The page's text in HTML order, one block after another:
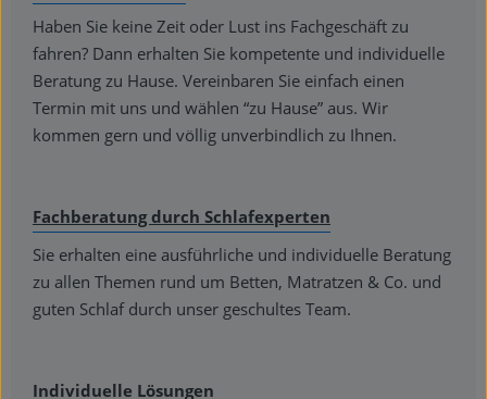
Haben Sie keine Zeit oder Lust ins Fachgeschäft zu
fahren? Dann erhalten Sie kompetente und individuelle
Beratung zu Hause. Vereinbaren Sie einfach einen
Termin mit uns und wählen “zu Hause” aus. Wir
kommen gern und völlig unverbindlich zu Ihnen.
Fachberatung durch Schlafexperten
Sie erhalten eine ausführliche und individuelle Beratung
zu allen Themen rund um Betten, Matratzen & Co. und
guten Schlaf durch unser geschultes Team.
Individuelle Lösungen